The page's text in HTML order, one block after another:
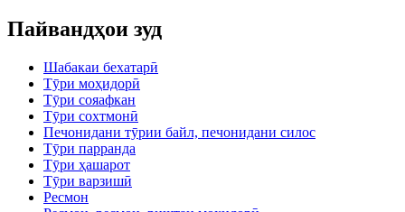
Пайвандҳои зуд
Шабакаи бехатарӣ
Тӯри моҳидорӣ
Тӯри сояафкан
Тӯри сохтмонӣ
Печонидани тӯрии байл, печонидани силос
Тӯри парранда
Тӯри ҳашарот
Тӯри варзишӣ
Ресмон